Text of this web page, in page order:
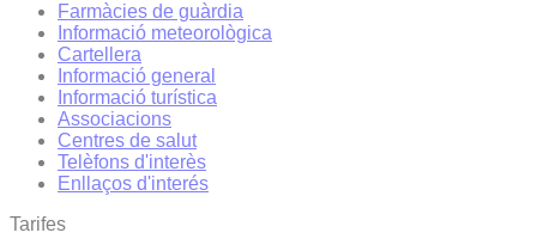
Farmàcies de guàrdia
Informació meteorològica
Cartellera
Informació general
Informació turística
Associacions
Centres de salut
Telèfons d'interès
Enllaços d'interés
Tarifes